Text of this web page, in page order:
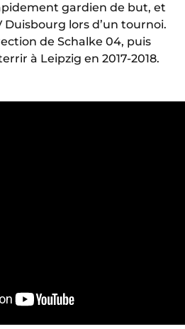
gardien de but, et
Duisbourg lors d’un tournoi.
de Schalke 04, puis
à Leipzig en 2017-2018.